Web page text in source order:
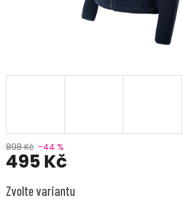
898 Kč –44 %
495 Kč
cena:
Zvolte variantu